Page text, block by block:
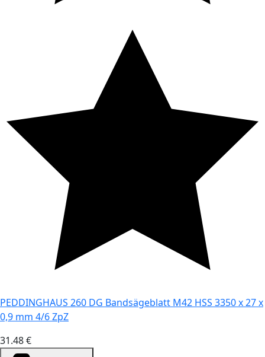
PEDDINGHAUS 260 DG Bandsägeblatt M42 HSS 3350 x 27 x
0,9 mm 4/6 ZpZ
31.48 €